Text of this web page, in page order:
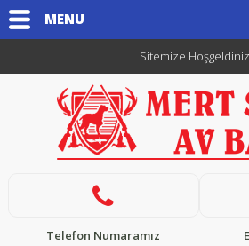
MENU
Sitemize
Telefon Numaramız